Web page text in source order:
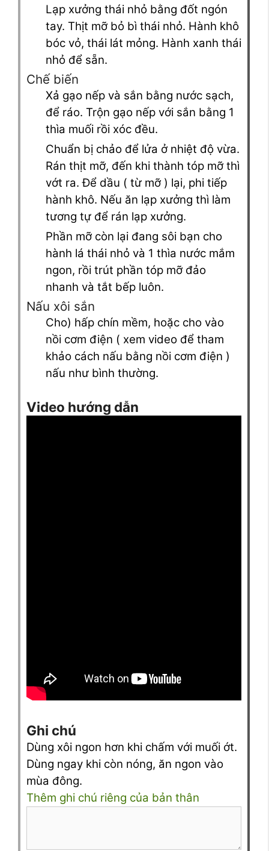
Lạp xưởng thái nhỏ bằng đốt ngón
tay. Thịt mỡ bỏ bì thái nhỏ. Hành khô
bóc vỏ, thái lát mỏng. Hành xanh thái
nhỏ để sẵn.
Chế biến
Xả gạo nếp và sắn bằng nước sạch,
để ráo. Trộn gạo nếp với sắn bằng 1
thìa muối rồi xóc đều.
Chuẩn bị chảo để lửa ở nhiệt độ vừa.
Rán thịt mỡ, đến khi thành tóp mỡ thì
vớt ra. Để dầu ( từ mỡ ) lại, phi tiếp
hành khô. Nếu ăn lạp xưởng thì làm
tương tự để rán lạp xưởng.
Phần mỡ còn lại đang sôi bạn cho
hành lá thái nhỏ và 1 thìa nước mắm
ngon, rồi trút phần tóp mỡ đảo
nhanh và tắt bếp luôn.
Nấu xôi sắn
Cho) hấp chín mềm, hoặc cho vào
nồi cơm điện ( xem video để tham
khảo cách nấu bằng nồi cơm điện )
nấu như bình thường.
Video hướng dẫn
Ghi chú
Dùng xôi ngon hơn khi chấm với muối ớt.
Dùng ngay khi còn nóng, ăn ngon vào
mùa đông.
Thêm ghi chú riêng của bản thân